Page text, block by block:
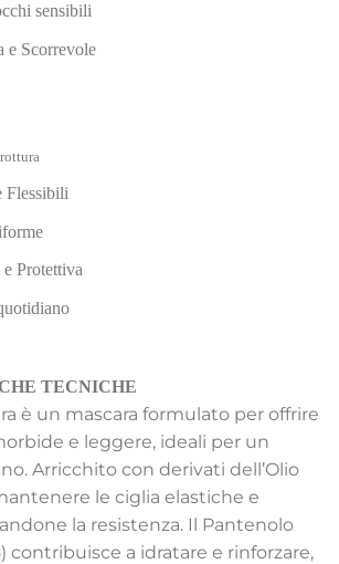
sensibili
e Scorrevole
Flessibili
Protettiva
TECNICHE
è un mascara formulato per offrire
e leggere, ideali per un
Arricchito con derivati dell’Olio
le ciglia elastiche e
la resistenza. Il Pantenolo
contribuisce a idratare e rinforzare,